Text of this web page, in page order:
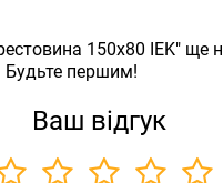
150х80 IEK" ще
Будьте першим!
Ваш відгук